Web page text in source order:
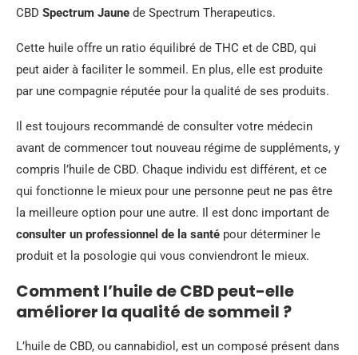
CBD Spectrum Jaune de Spectrum Therapeutics.
Cette huile offre un ratio équilibré de THC et de CBD, qui
peut aider à faciliter le sommeil. En plus, elle est produite
par une compagnie réputée pour la qualité de ses produits.
Il est toujours recommandé de consulter votre médecin
avant de commencer tout nouveau régime de suppléments, y
compris l’huile de CBD. Chaque individu est différent, et ce
qui fonctionne le mieux pour une personne peut ne pas être
la meilleure option pour une autre. Il est donc important de
consulter un professionnel de la santé pour déterminer le
produit et la posologie qui vous conviendront le mieux.
Comment l’huile de CBD peut-elle
améliorer la qualité de sommeil ?
L’huile de CBD, ou cannabidiol, est un composé présent dans